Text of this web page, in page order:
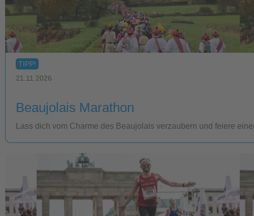
TIPP!
21.11.2026
Beaujolais Marathon
Lass dich vom Charme des Beaujolais verzaubern und feiere